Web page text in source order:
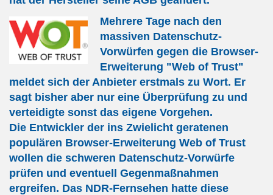
Mehrere Tage nach den
massiven Datenschutz-
Vorwürfen gegen die Browser-
Erweiterung "Web of Trust"
meldet sich der Anbieter erstmals zu Wort. Er
sagt bisher aber nur eine Überprüfung zu und
verteidigte sonst das eigene Vorgehen.
Die Entwickler der ins Zwielicht geratenen
populären Browser-Erweiterung Web of Trust
wollen die schweren Datenschutz-Vorwürfe
prüfen und eventuell Gegenmaßnahmen
ergreifen. Das NDR-Fernsehen hatte diese